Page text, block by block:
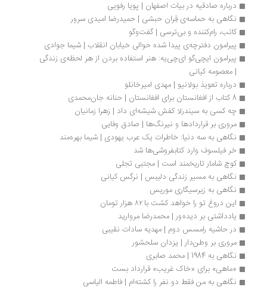
درباره صادقیه در بیات اصفهان | پویا رفویی
نگاهی به حماسه‌ی قِران حبشی | حمیدرضا امیدی سرور
کاتب، رام‌کننده و بی‌ترسی | گفت‌وگو
پیرامون دفترچه‌ی پیدا شده حوالی خیابان انقلاب | شیما جوادی
پیرامون ایچی‌گو ای‌چی‌یه: هنر استفاده‌‌ بردن از هر لحظه‌ی زندگی
| معصومه کیانی
درباره تعویذ بولانیو | مهدی امیرخانلو
چه کسی به سیندرلا کفش شیشه‌ای داد | زهرا زمانیان
مروری بر قراردادها و نیرنگ‌ها | صادق وفایی
نگاهی به سه دنیا: خاطرات یک عرب یهودی | شیما بهره‌مند
خر فیلسوف وارد کتابفروشی‌ها شد
کوچ شامار تاريخمند است | مجتبی تجلی
نگاهی به مسیر زندگی دلیبس | نرگس کیانی
نگاهی به زیرسیگاری موریس
این دروغ تو را خواهد کشت با ۸۲ هزار تومان
یادداشتی بر دیده ور | محمدرضا مروارید
در حاشیه رامسس دوم | مهدیه سادات نقیبی
مروری بر وطن‌دار | یزدان سلحشور
نگاهی به 1984 | محمد صابری
«ماهی» برای «خاک غریب» قرارداد بست
نگاهی به من فقط دو نفر را کشته‌ام | فاطمه الیاسی